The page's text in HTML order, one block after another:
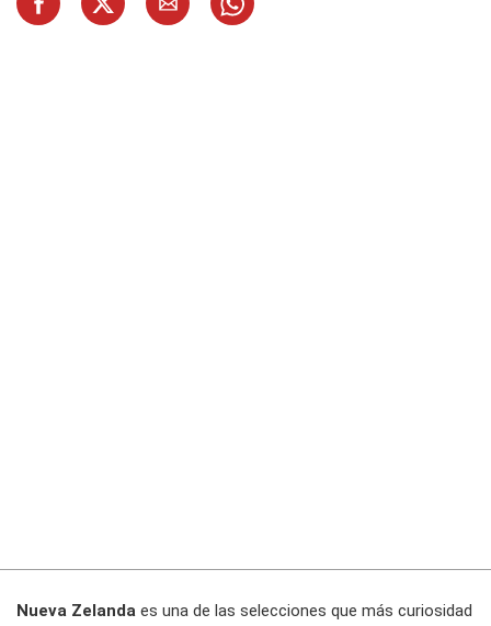
Nueva Zelanda es una de las selecciones que más curiosidad